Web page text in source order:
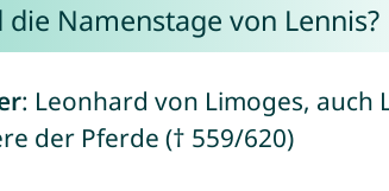
die Namenstage von Lennis?
: Leonhard von Limoges, auch
der Pferde († 559/620)